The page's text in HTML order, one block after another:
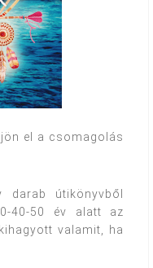
el a csomagolás
útikönyvből
40-50 év alatt az
valamit, ha